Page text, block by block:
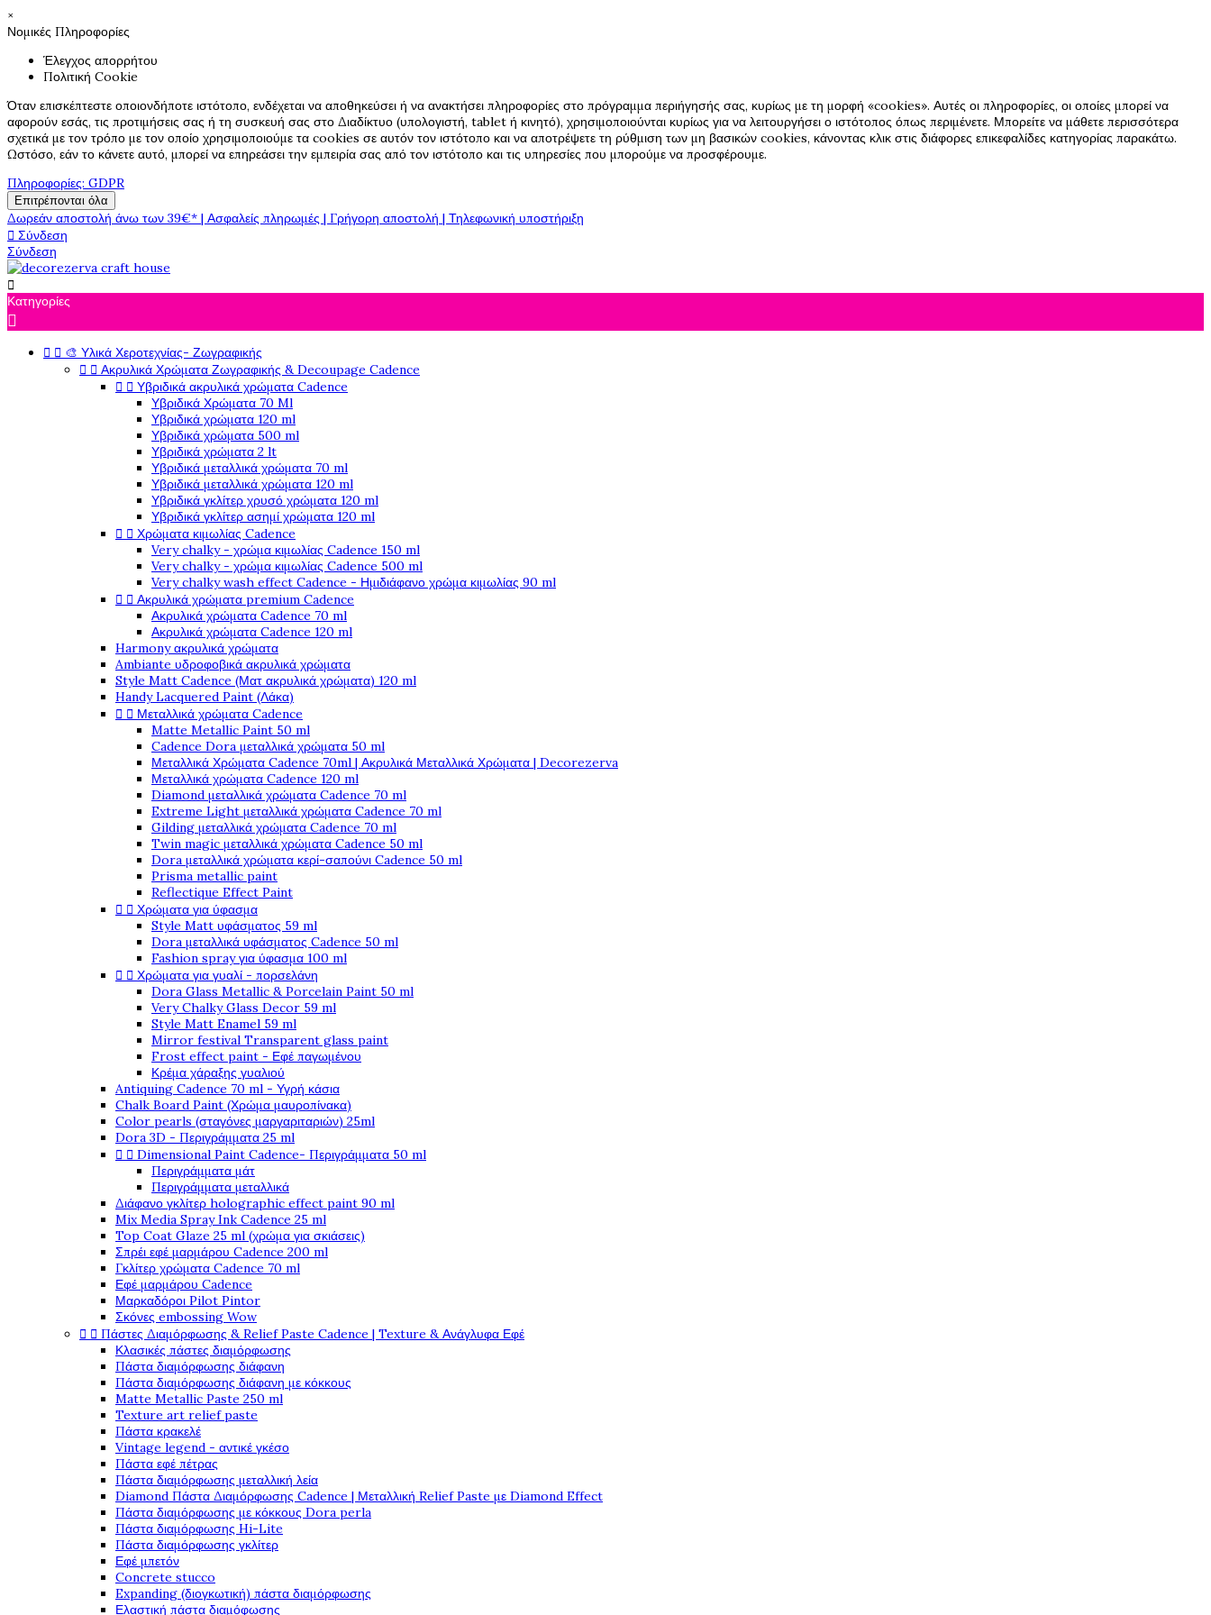
×
Νομικές Πληροφορίες
Έλεγχος απορρήτου
Πολιτική Cookie
Όταν επισκέπτεστε οποιονδήποτε ιστότοπο, ενδέχεται να αποθηκεύσει ή να ανακτήσει πληροφορίες στο πρόγραμμα περιήγησής σας, κυρίως με τη μορφή «cookies». Αυτές οι πληροφορίες, οι οποίες μπορεί να
αφορούν εσάς, τις προτιμήσεις σας ή τη συσκευή σας στο Διαδίκτυο (υπολογιστή, tablet ή κινητό), χρησιμοποιούνται κυρίως για να λειτουργήσει ο ιστότοπος όπως περιμένετε. Μπορείτε να μάθετε περισσότερα
σχετικά με τον τρόπο με τον οποίο χρησιμοποιούμε τα cookies σε αυτόν τον ιστότοπο και να αποτρέψετε τη ρύθμιση των μη βασικών cookies, κάνοντας κλικ στις διάφορες επικεφαλίδες κατηγορίας παρακάτω.
Ωστόσο, εάν το κάνετε αυτό, μπορεί να επηρεάσει την εμπειρία σας από τον ιστότοπο και τις υπηρεσίες που μπορούμε να προσφέρουμε.
Πληροφορίες: GDPR
Επιτρέπονται όλα
Δωρεάν αποστολή άνω των 39€* | Ασφαλείς πληρωμές | Γρήγορη αποστολή | Τηλεφωνική υποστήριξη
 Σύνδεση
Σύνδεση

Κατηγορίες

  🎨 Υλικά Χεροτεχνίας- Ζωγραφικής
  Ακρυλικά Χρώματα Ζωγραφικής & Decoupage Cadence
  Υβριδικά ακρυλικά χρώματα Cadence
Υβριδικά Χρώματα 70 Ml
Υβριδικά χρώματα 120 ml
Υβριδικά χρώματα 500 ml
Υβριδικά χρώματα 2 lt
Υβριδικά μεταλλικά χρώματα 70 ml
Υβριδικά μεταλλικά χρώματα 120 ml
Υβριδικά γκλίτερ χρυσό χρώματα 120 ml
Υβριδικά γκλίτερ ασημί χρώματα 120 ml
  Χρώματα κιμωλίας Cadence
Very chalky - χρώμα κιμωλίας Cadence 150 ml
Very chalky - χρώμα κιμωλίας Cadence 500 ml
Very chalky wash effect Cadence - Ημιδιάφανο χρώμα κιμωλίας 90 ml
  Ακρυλικά χρώματα premium Cadence
Ακρυλικά χρώματα Cadence 70 ml
Ακρυλικά χρώματα Cadence 120 ml
Harmony ακρυλικά χρώματα
Ambiante υδροφοβικά ακρυλικά χρώματα
Style Matt Cadence (Ματ ακρυλικά χρώματα) 120 ml
Handy Lacquered Paint (Λάκα)
  Μεταλλικά χρώματα Cadence
Matte Metallic Paint 50 ml
Cadence Dora μεταλλικά χρώματα 50 ml
Μεταλλικά Χρώματα Cadence 70ml | Ακρυλικά Μεταλλικά Χρώματα | Decorezerva
Μεταλλικά χρώματα Cadence 120 ml
Diamond μεταλλικά χρώματα Cadence 70 ml
Extreme Light μεταλλικά χρώματα Cadence 70 ml
Gilding μεταλλικά χρώματα Cadence 70 ml
Twin magic μεταλλικά χρώματα Cadence 50 ml
Dora μεταλλικά χρώματα κερί-σαπούνι Cadence 50 ml
Prisma metallic paint
Reflectique Effect Paint
  Χρώματα για ύφασμα
Style Matt υφάσματος 59 ml
Dora μεταλλικά υφάσματος Cadence 50 ml
Fashion spray για ύφασμα 100 ml
  Χρώματα για γυαλί - πορσελάνη
Dora Glass Metallic & Porcelain Paint 50 ml
Very Chalky Glass Decor 59 ml
Style Matt Enamel 59 ml
Mirror festival Transparent glass paint
Frost effect paint - Εφέ παγωμένου
Κρέμα χάραξης γυαλιού
Antiquing Cadence 70 ml - Υγρή κάσια
Chalk Board Paint (Χρώμα μαυροπίνακα)
Color pearls (σταγόνες μαργαριταριών) 25ml
Dora 3D - Περιγράμματα 25 ml
  Dimensional Paint Cadence- Περιγράμματα 50 ml
Περιγράμματα μάτ
Περιγράμματα μεταλλικά
Διάφανο γκλίτερ holographic effect paint 90 ml
Mix Media Spray Ink Cadence 25 ml
Top Coat Glaze 25 ml (χρώμα για σκιάσεις)
Σπρέι εφέ μαρμάρου Cadence 200 ml
Γκλίτερ χρώματα Cadence 70 ml
Εφέ μαρμάρου Cadence
Μαρκαδόροι Pilot Pintor
Σκόνες embossing Wow
  Πάστες Διαμόρφωσης & Relief Paste Cadence | Texture & Ανάγλυφα Εφέ
Κλασικές πάστες διαμόρφωσης
Πάστα διαμόρφωσης διάφανη
Πάστα διαμόρφωσης διάφανη με κόκκους
Matte Metallic Paste 250 ml
Texture art relief paste
Πάστα κρακελέ
Vintage legend - αντικέ γκέσο
Πάστα εφέ πέτρας
Πάστα διαμόρφωσης μεταλλική λεία
Diamond Πάστα Διαμόρφωσης Cadence | Μεταλλική Relief Paste με Diamond Effect
Πάστα διαμόρφωσης με κόκκους Dora perla
Πάστα διαμόρφωσης Hi-Lite
Πάστα διαμόρφωσης γκλίτερ
Εφέ μπετόν
Concrete stucco
Expanding (διογκωτική) πάστα διαμόρφωσης
Ελαστική πάστα διαμόφωσης